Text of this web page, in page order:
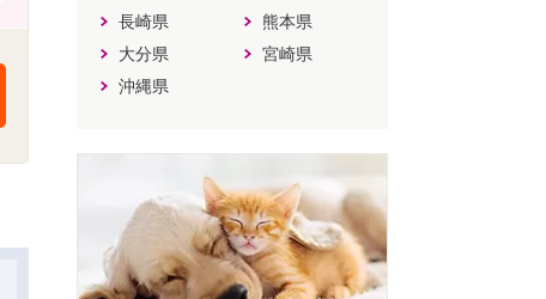
長崎県
熊本県
大分県
宮崎県
沖縄県